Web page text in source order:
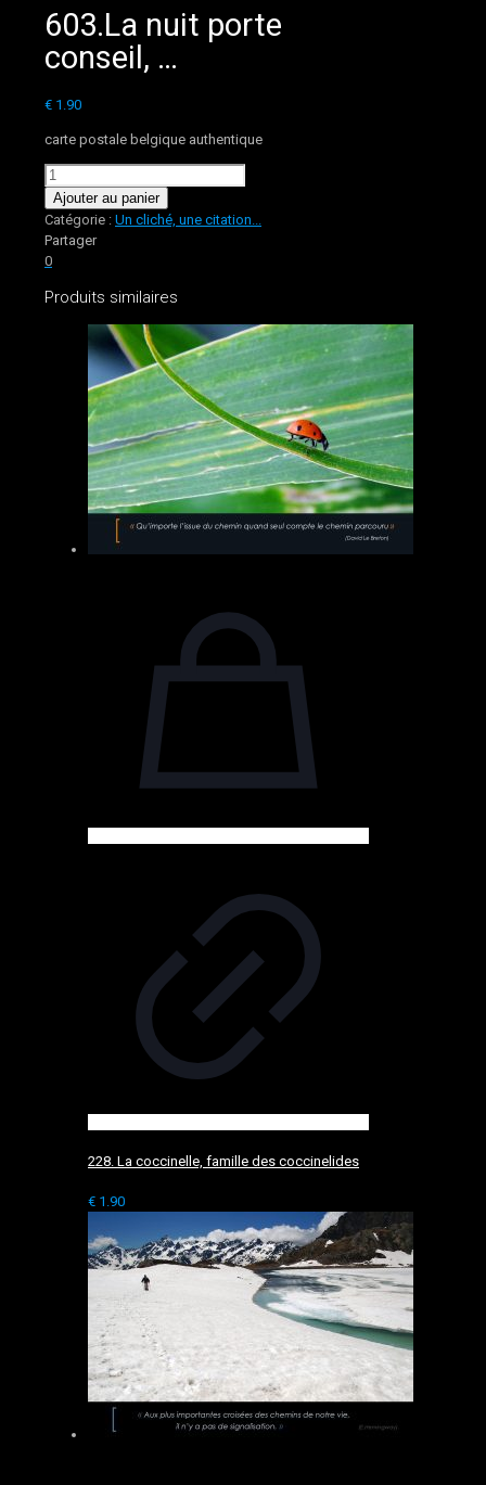
603.La nuit porte
conseil, …
€ 1.90
carte postale belgique authentique
quantité
de
603.La
nuit
porte
...
Ajouter au panier
Catégorie : Un cliché, une citation...
Partager
0
Produits similaires
228. La coccinelle, famille des coccinelides
€ 1.90